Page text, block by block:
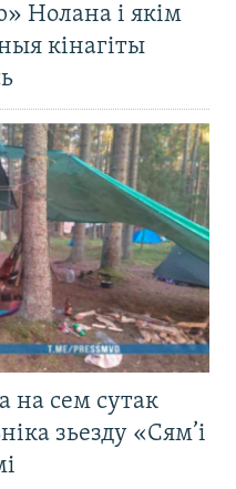
Нолана і якім
кінагіты
на сем сутак
зьезду «Сям’і